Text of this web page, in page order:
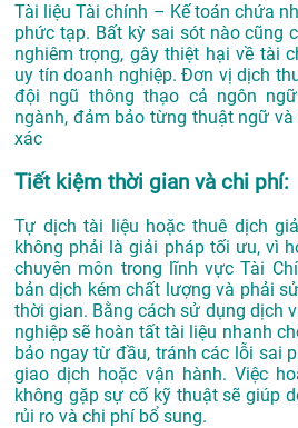
Tài liệu Tài chính – Kế toán chứa
phức tạp. Bất kỳ sai sót nào cũng
nghiêm trọng, gây thiệt hại về tài
uy tín doanh nghiệp. Đơn vị dịch
đội ngũ thông thạo cả ngôn
ngành, đảm bảo từng thuật ngữ
xác
Tiết kiệm thời gian và chi phí:
Tự dịch tài liệu hoặc thuê dịch
không phải là giải pháp tối ưu, vì
chuyên môn trong lĩnh vực Tài
bản dịch kém chất lượng và phải
thời gian. Bằng cách sử dụng dịch
nghiệp sẽ hoàn tất tài liệu nhanh
bảo ngay từ đầu, tránh các lỗi sai
giao dịch hoặc vận hành. Việc
không gặp sự cố kỹ thuật sẽ giúp
rủi ro và chi phí bổ sung.